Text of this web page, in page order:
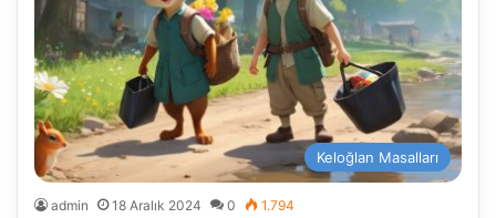
Keloğlan Masalları
admin 18 Aralık 2024 0 1.794